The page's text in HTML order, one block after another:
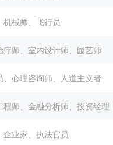
机械师、飞行员
师、室内设计师、园艺师
心理咨询师、人道主义者
师、金融分析师、投资经理
业家、执法官员